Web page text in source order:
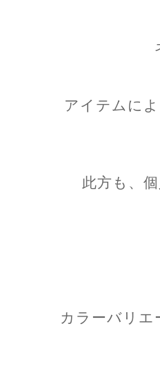
アイテムに
此方も、
カラーバリエ